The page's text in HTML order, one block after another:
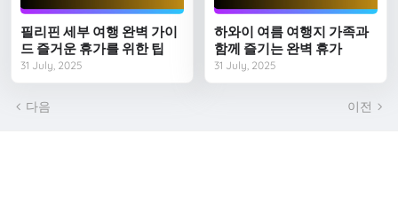
필리핀 세부 여행 완벽 가이
드 즐거운 휴가를 위한 팁
31 July, 2025
하와이 여름 여행지 가족과
함께 즐기는 완벽 휴가
31 July, 2025
다음 이전